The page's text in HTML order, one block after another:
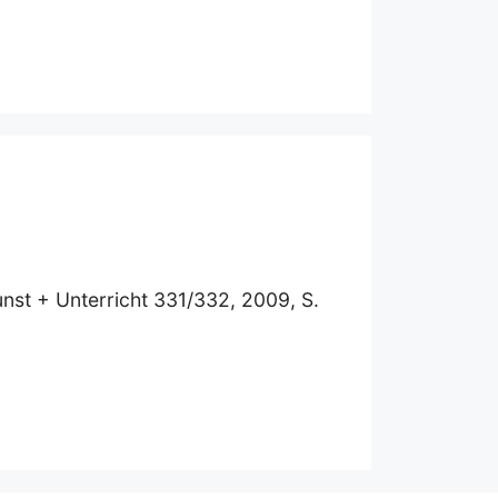
+ Unterricht 331/332, 2009, S.